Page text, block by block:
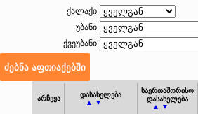
ქალაქი
უბანი
ქვეუბანი
არჩევა
დასახელება
▲ ▼
საერთაშორისო
დასახელება
▲ ▼